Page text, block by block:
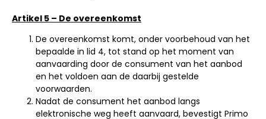
Artikel 5 – De overeenkomst
De overeenkomst komt, onder voorbehoud van het
bepaalde in lid 4, tot stand op het moment van
aanvaarding door de consument van het aanbod
en het voldoen aan de daarbij gestelde
voorwaarden.
Nadat de consument het aanbod langs
elektronische weg heeft aanvaard, bevestigt Primo